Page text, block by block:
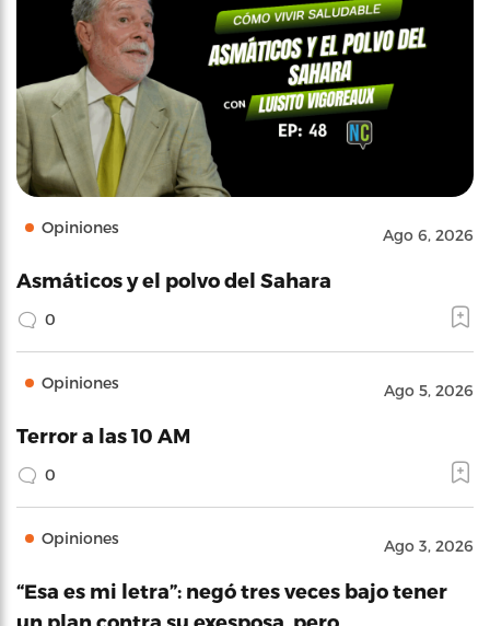
Opiniones Ago 6, 2026
Asmáticos y el polvo del Sahara
0
Opiniones Ago 5, 2026
Terror a las 10 AM
0
Opiniones Ago 3, 2026
“Esa es mi letra”: negó tres veces bajo tener
un plan contra su exesposa, pero…